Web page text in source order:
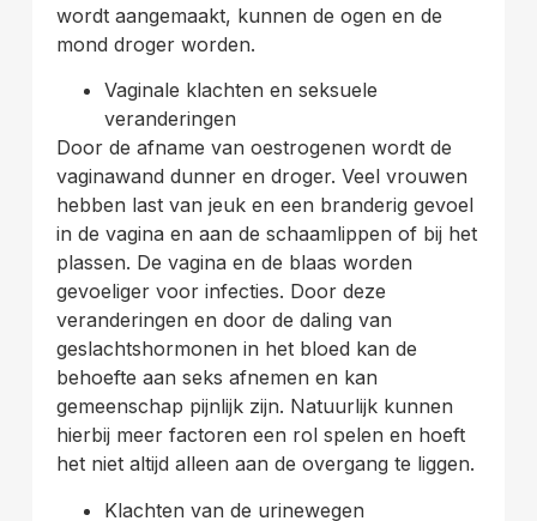
wordt aangemaakt, kunnen de ogen en de
mond droger worden.
Vaginale klachten en seksuele
veranderingen
Door de afname van oestrogenen wordt de
vaginawand dunner en droger. Veel vrouwen
hebben last van jeuk en een branderig gevoel
in de vagina en aan de schaamlippen of bij het
plassen. De vagina en de blaas worden
gevoeliger voor infecties. Door deze
veranderingen en door de daling van
geslachtshormonen in het bloed kan de
behoefte aan seks afnemen en kan
gemeenschap pijnlijk zijn. Natuurlijk kunnen
hierbij meer factoren een rol spelen en hoeft
het niet altijd alleen aan de overgang te liggen.
Klachten van de urinewegen